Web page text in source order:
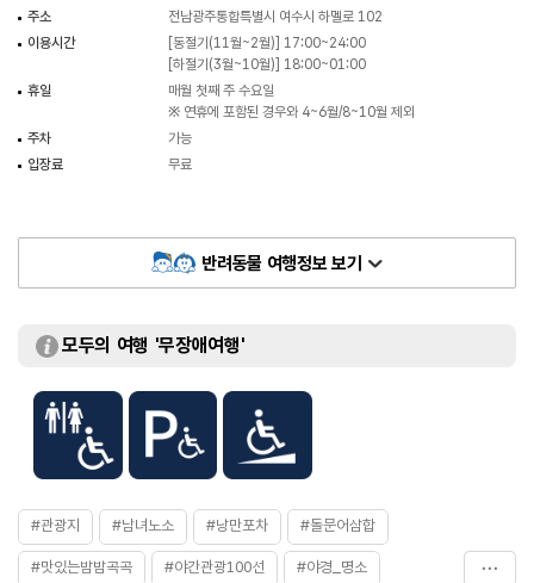
주소
전남광주통합특별시 여수시 하멜로 102
이용시간
[동절기(11월~2월)] 17:00~24:00
[하절기(3월~10월)] 18:00~01:00
휴일
매월 첫째 주 수요일
※ 연휴에 포함된 경우와 4~6월/8~10월 제외
주차
가능
입장료
무료
반려동물 여행정보 보기
모두의 여행 '무장애여행'
#관광지 #남녀노소 #낭만포차 #돌문어삼합
#맛있는밤밤곡곡 #야간관광100선 #야경_명소